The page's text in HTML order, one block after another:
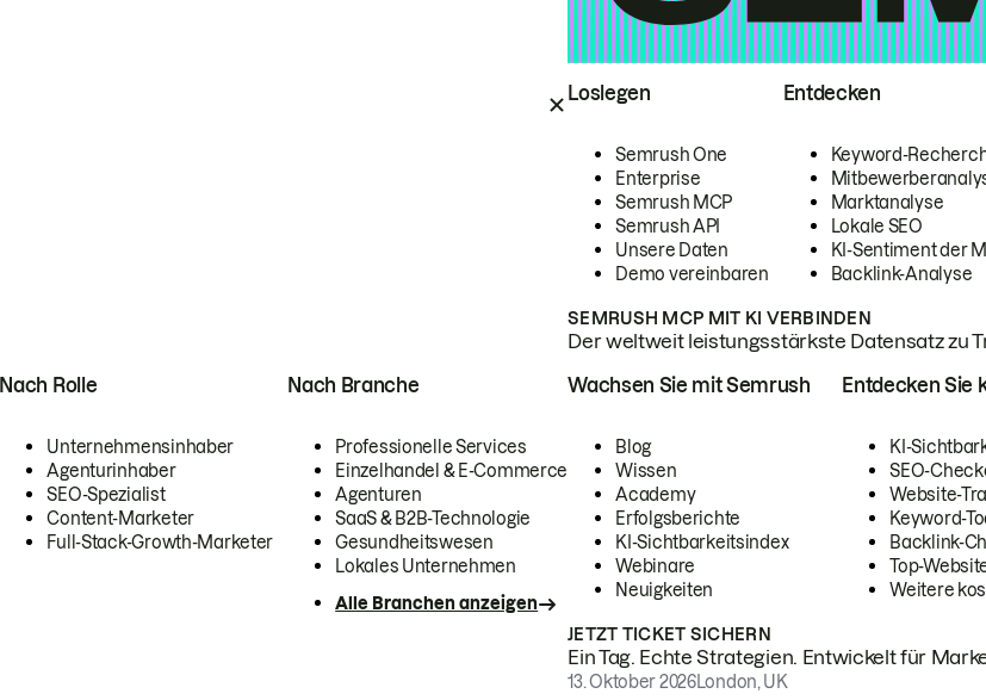
Loslegen
Semrush One
Enterprise
Semrush MCP
Semrush API
Unsere Daten
Demo vereinbaren
Entdecken
Keyword-
Marktanalyse
Lokale SEO
KI-Sentiment der
Backlink-Analyse
SEMRUSH MCP MIT KI VERBINDEN
Der weltweit leistungsstärkste Datensatz zu
Nach Rolle
Unternehmensinhaber
Agenturinhaber
SEO-Spezialist
Content-Marketer
Full-Stack-Growth-Marketer
Nach Branche
Professionelle Services
Einzelhandel & E-Commerce
Agenturen
SaaS & B2B-Technologie
Gesundheitswesen
Lokales Unternehmen
Alle Branchen anzeigen
Wachsen Sie mit Semrush
Blog
Wissen
Academy
Erfolgsberichte
KI-Sichtbarkeitsindex
Webinare
Neuigkeiten
Entdecken Sie
KI-
SEO-
Website-
Keyword-
Backlink-
Top-
Weitere
JETZT TICKET SICHERN
Ein Tag. Echte Strategien. Entwickelt für
13. Oktober 2026London, UK